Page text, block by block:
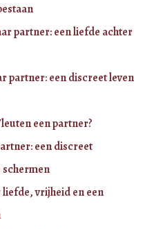
partner: een liefde achter
partner: een discreet leven
een partner?
een discreet
vrijheid en een